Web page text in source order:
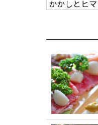
かかしとヒ